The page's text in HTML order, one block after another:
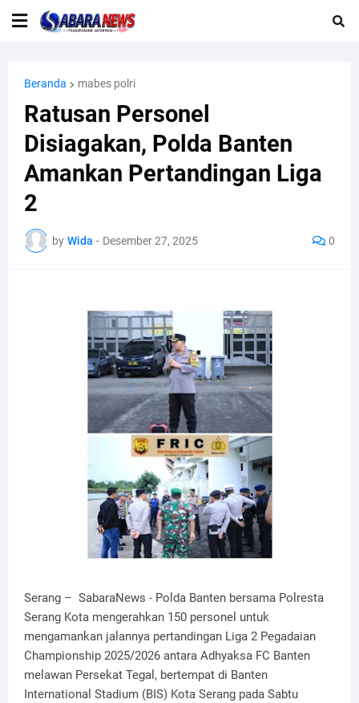
Beranda mabes polri
Ratusan Personel
Disiagakan, Polda Banten
Amankan Pertandingan Liga
2
by Wida - Desember 27, 2025 0
Serang – SabaraNews - Polda Banten bersama Polresta
Serang Kota mengerahkan 150 personel untuk
mengamankan jalannya pertandingan Liga 2 Pegadaian
Championship 2025/2026 antara Adhyaksa FC Banten
melawan Persekat Tegal, bertempat di Banten
International Stadium (BIS) Kota Serang pada Sabtu